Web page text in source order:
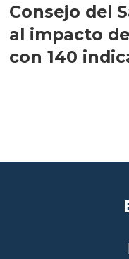
Consejo del
al impacto
con 140